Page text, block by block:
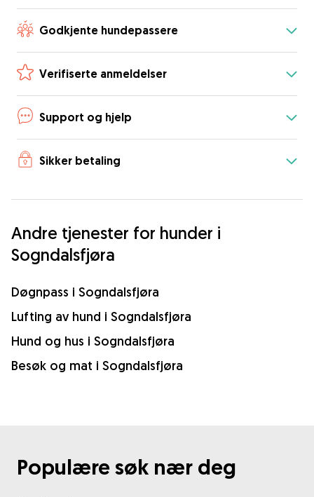
Godkjente hundepassere
Verifiserte anmeldelser
Support og hjelp
Sikker betaling
Andre tjenester for hunder i
Sogndalsfjøra
Døgnpass i Sogndalsfjøra
Lufting av hund i Sogndalsfjøra
Hund og hus i Sogndalsfjøra
Besøk og mat i Sogndalsfjøra
Populære søk nær deg